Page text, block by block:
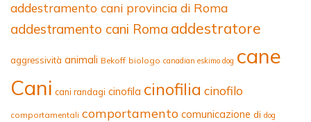
addestramento cani provincia di Roma
addestramento cani Roma addestratore
aggressività animali Bekoff biologo canadian eskimo dog cane
Cani cani randagi cinofila cinofilia cinofilo
comportamentali comportamento comunicazione di dog